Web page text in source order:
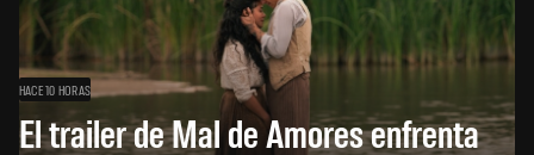
HACE 10 HORAS
El trailer de Mal de Amores enfrenta